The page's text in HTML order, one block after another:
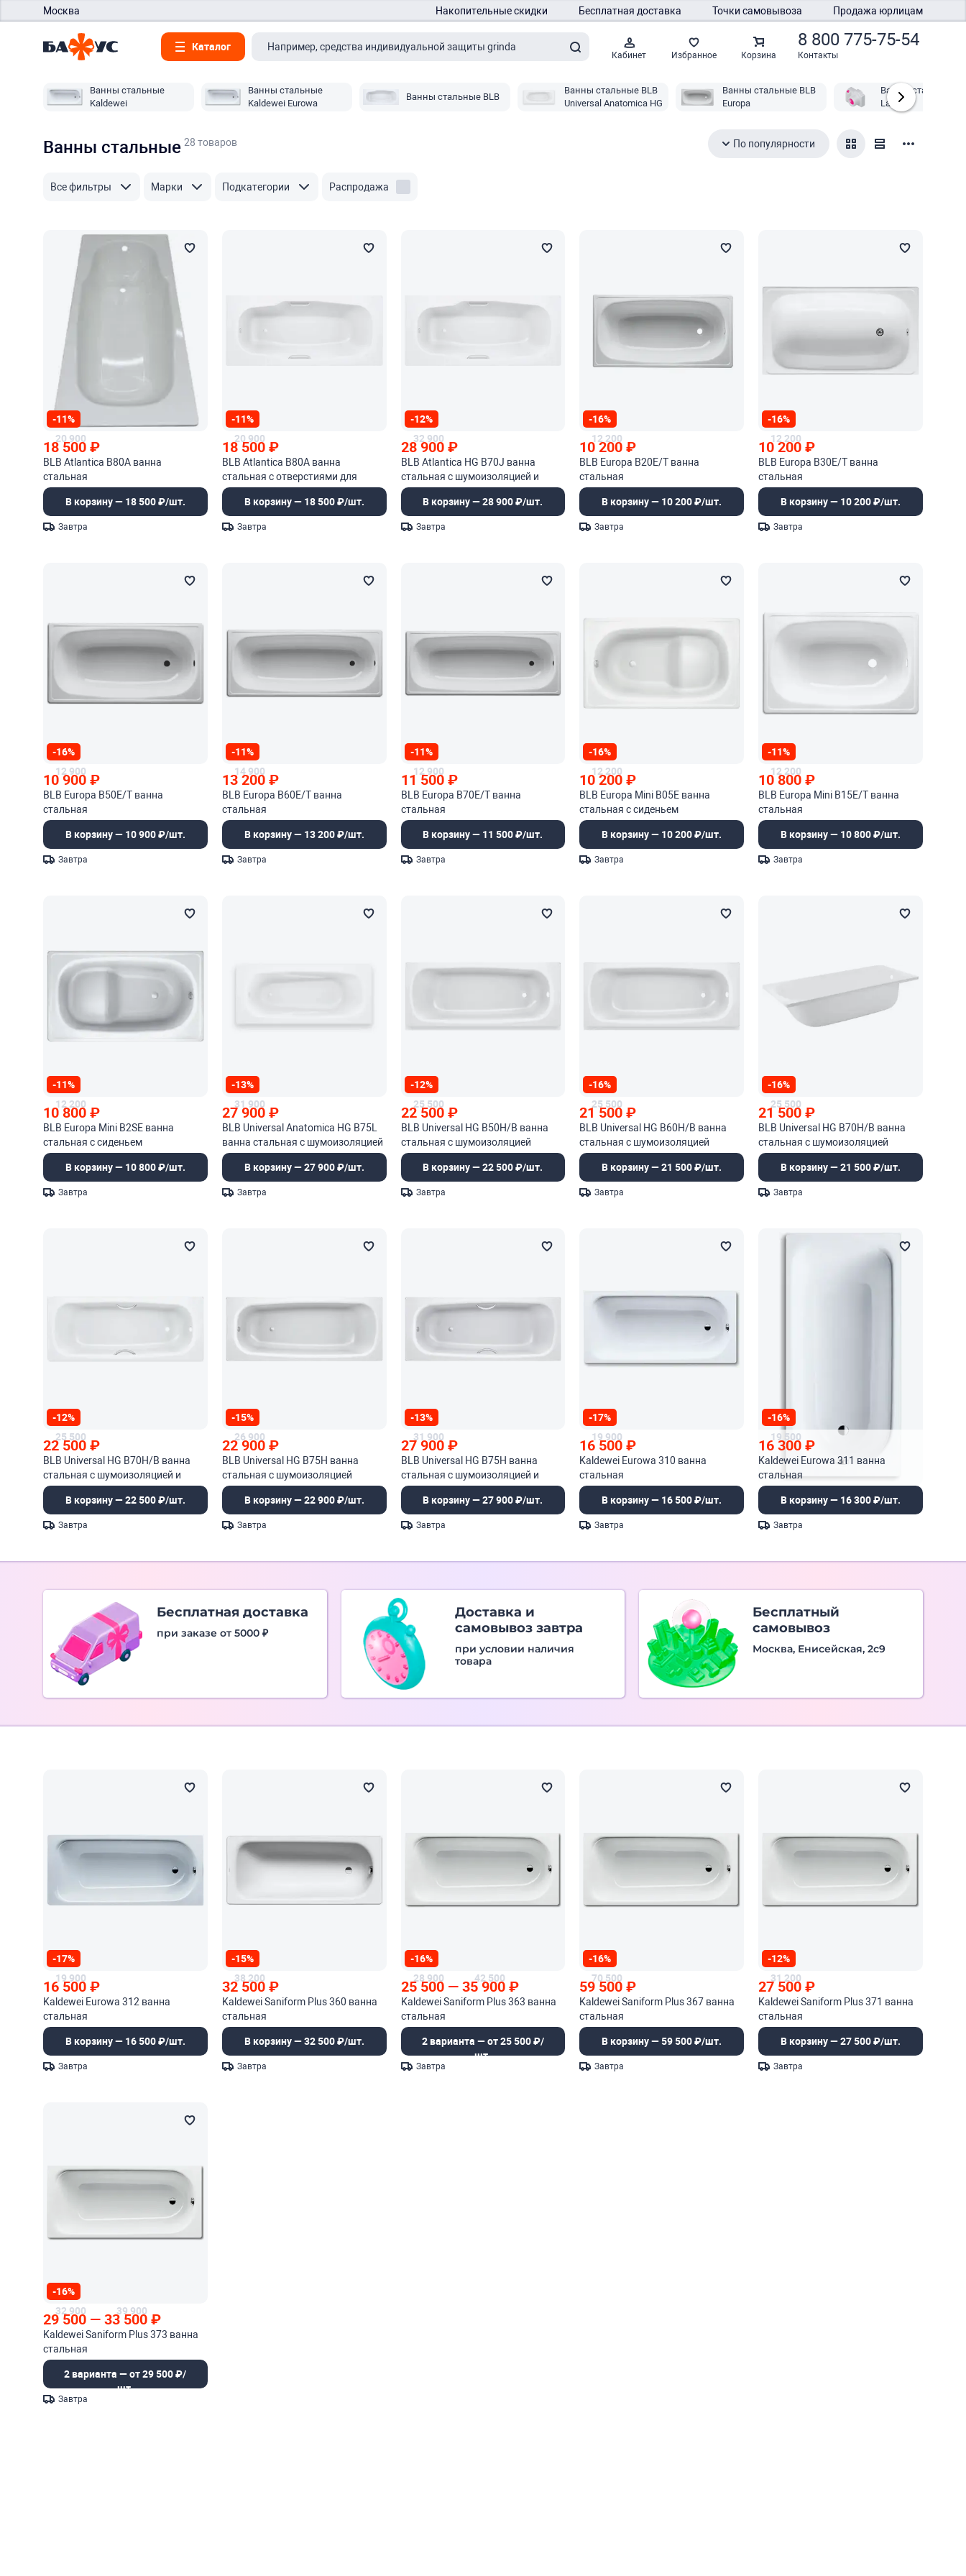
Москва Накопительные скидки Бесплатная доставка Точки самовывоза Продажа юрлицам
Каталог
Кабинет Избранное Корзина
8 800 775-75-54
Контакты
Ванны стальные
Kaldewei
Ванны стальные
Kaldewei Eurowa
Ванны стальные BLB
Ванны стальные BLB
Universal Anatomica HG
Ванны стальные BLB
Europa
Ванны стальные
Laufen
Ванны стальные28 товаров По популярности
Все фильтры Марки Подкатегории Распродажа
-11%
20 900
18 500₽
BLB Atlantica B80A ванна
стальная
В корзину — 18 500 ₽/шт.
Завтра
-11%
20 900
18 500₽
BLB Atlantica B80A ванна
стальная с отверстиями для
ручек
В корзину — 18 500 ₽/шт.
Завтра
-12%
32 900
28 900 ₽
BLB Atlantica HG B70J ванна
стальная с шумоизоляцией и
отверстиями для ручек
В корзину — 28 900 ₽/шт.
Завтра
-16%
12 200
10 200₽
BLB Europa B20E/T ванна
стальная
В корзину — 10 200 ₽/шт.
Завтра
-16%
12 200
10 200₽
BLB Europa B30E/T ванна
стальная
В корзину — 10 200 ₽/шт.
Завтра
-16%
12 900
10 900₽
BLB Europa B50E/T ванна
стальная
В корзину — 10 900 ₽/шт.
Завтра
-11%
14 900
13 200₽
BLB Europa B60E/T ванна
стальная
В корзину — 13 200 ₽/шт.
Завтра
-11%
12 900
11 500 ₽
BLB Europa B70E/T ванна
стальная
В корзину — 11 500 ₽/шт.
Завтра
-16%
12 200
10 200₽
BLB Europa Mini B05E ванна
стальная с сиденьем
В корзину — 10 200 ₽/шт.
Завтра
-11%
12 200
10 800₽
BLB Europa Mini B15E/T ванна
стальная
В корзину — 10 800 ₽/шт.
Завтра
-11%
12 200
10 800₽
BLB Europa Mini B2SE ванна
стальная с сиденьем
В корзину — 10 800 ₽/шт.
Завтра
-13%
31 900
27 900₽
BLB Universal Anatomica HG B75L
ванна стальная с шумоизоляцией
В корзину — 27 900 ₽/шт.
Завтра
-12%
25 500
22 500 ₽
BLB Universal HG B50H/B ванна
стальная с шумоизоляцией
В корзину — 22 500 ₽/шт.
Завтра
-16%
25 500
21 500₽
BLB Universal HG B60H/B ванна
стальная с шумоизоляцией
В корзину — 21 500 ₽/шт.
Завтра
-16%
25 500
21 500₽
BLB Universal HG B70H/B ванна
стальная с шумоизоляцией
В корзину — 21 500 ₽/шт.
Завтра
-12%
25 500
22 500₽
BLB Universal HG B70H/B ванна
стальная с шумоизоляцией и
отверстиями для ручек
В корзину — 22 500 ₽/шт.
Завтра
-15%
26 900
22 900₽
BLB Universal HG B75H ванна
стальная с шумоизоляцией
В корзину — 22 900 ₽/шт.
Завтра
-13%
31 900
27 900 ₽
BLB Universal HG B75H ванна
стальная с шумоизоляцией и
отверстиями для ручек
В корзину — 27 900 ₽/шт.
Завтра
-17%
19 900
16 500₽
Kaldewei Eurowa 310 ванна
стальная
В корзину — 16 500 ₽/шт.
Завтра
-16%
19 500
16 300₽
Kaldewei Eurowa 311 ванна
стальная
В корзину — 16 300 ₽/шт.
Завтра
Бесплатная доставка
при заказе от 5000 ₽
Доставка и
самовывоз завтра
при условии наличия
товара
Бесплатный
самовывоз
Москва, Енисейская, 2с9
-17%
19 900
16 500₽
Kaldewei Eurowa 312 ванна
стальная
В корзину — 16 500 ₽/шт.
Завтра
-15%
38 200
32 500₽
Kaldewei Saniform Plus 360 ванна
стальная
В корзину — 32 500 ₽/шт.
Завтра
-16%
28 900
25 500 — 42 500
35 900 ₽
Kaldewei Saniform Plus 363 ванна
стальная
2 варианта — от 25 500 ₽/
шт.
Завтра
-16%
70 500
59 500₽
Kaldewei Saniform Plus 367 ванна
стальная
В корзину — 59 500 ₽/шт.
Завтра
-12%
31 200
27 500₽
Kaldewei Saniform Plus 371 ванна
стальная
В корзину — 27 500 ₽/шт.
Завтра
-16%
32 900
29 500 — 39 900
33 500₽
Kaldewei Saniform Plus 373 ванна
стальная
2 варианта — от 29 500 ₽/
шт.
Завтра